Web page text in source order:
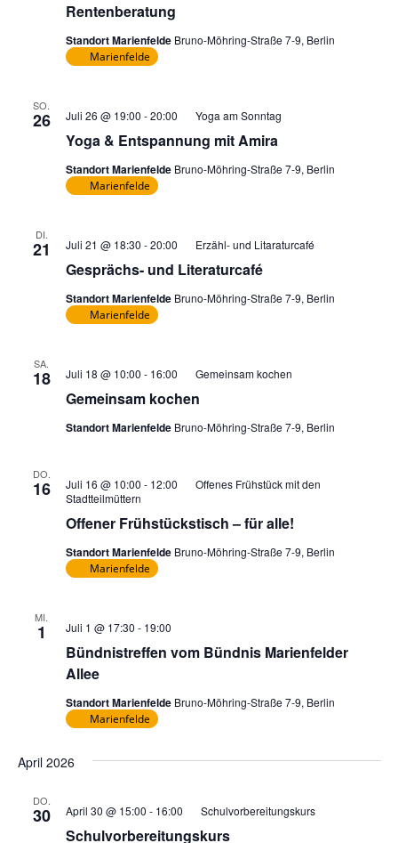
Rentenberatung
Standort Marienfelde Bruno-Möhring-Straße 7-9, Berlin
Marienfelde
SO.
26
Yoga & Entspannung mit Amira
Juli 26 @ 19:00 -20:00 Yoga am Sonntag
Standort Marienfelde Bruno-Möhring-Straße 7-9, Berlin
Marienfelde
DI.
21
Gesprächs- und Literaturcafé
Juli 21 @ 18:30 -20:00 Erzähl- und Litaraturcafé
Standort Marienfelde Bruno-Möhring-Straße 7-9, Berlin
Marienfelde
SA.
18
Gemeinsam kochen
Juli 18 @ 10:00 - 16:00 Gemeinsam kochen
Standort Marienfelde Bruno-Möhring-Straße 7-9, Berlin
DO.
16
Offener Frühstückstisch – für alle!
Juli 16 @ 10:00 - 12:00
Offenes Frühstück mit den
Stadtteilmüttern
Standort Marienfelde Bruno-Möhring-Straße 7-9, Berlin
Marienfelde
MI.
1
Bündnistreffen vom Bündnis Marienfelder
Allee
Juli 1 @ 17:30 - 19:00
Standort Marienfelde Bruno-Möhring-Straße 7-9, Berlin
Marienfelde
April 2026
DO.
30
Schulvorbereitungskurs
April 30 @ 15:00 - 16:00 Schulvorbereitungskurs